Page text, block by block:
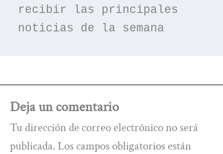
recibir las principales
noticias de la semana
Deja un comentario
Tu dirección de correo electrónico no será
publicada. Los campos obligatorios están